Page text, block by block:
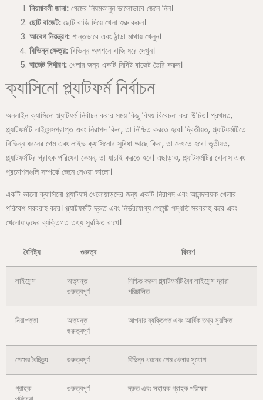
নিয়মাবলী জানা: গেমের নিয়মকানুন ভালোভাবে জেনে নিন।
ছোট বাজেট: ছোট বাজি দিয়ে খেলা শুরু করুন।
আবেগ নিয়ন্ত্রণ: শান্তভাবে এবং ঠান্ডা মাথায় খেলুন।
বিভিন্ন ক্ষেত্র: বিভিন্ন অপশনে বাজি ধরে দেখুন।
বাজেট নির্ধারণ: খেলার জন্য একটি নির্দিষ্ট বাজেট তৈরি করুন।
ক্যাসিনো প্ল্যাটফর্ম নির্বাচন
অনলাইন ক্যাসিনো প্ল্যাটফর্ম নির্বাচন করার সময় কিছু বিষয় বিবেচনা করা উচিত। প্রথমত,
প্ল্যাটফর্মটি লাইসেন্সপ্রাপ্ত এবং নিরাপদ কিনা, তা নিশ্চিত করতে হবে। দ্বিতীয়ত, প্ল্যাটফর্মটিতে
বিভিন্ন ধরনের গেম এবং লাইভ ক্যাসিনোর সুবিধা আছে কিনা, তা দেখতে হবে। তৃতীয়ত,
প্ল্যাটফর্মটির গ্রাহক পরিষেবা কেমন, তা যাচাই করতে হবে। এছাড়াও, প্ল্যাটফর্মটির বোনাস এবং
প্রমোশনগুলি সম্পর্কে জেনে নেওয়া ভালো।
একটি ভালো ক্যাসিনো প্ল্যাটফর্ম খেলোয়াড়দের জন্য একটি নিরাপদ এবং আনন্দদায়ক খেলার
পরিবেশ সরবরাহ করে। প্ল্যাটফর্মটি দ্রুত এবং নির্ভরযোগ্য পেমেন্ট পদ্ধতি সরবরাহ করে এবং
খেলোয়াড়দের ব্যক্তিগত তথ্য সুরক্ষিত রাখে।
বৈশিষ্ট্য গুরুত্ব বিবরণ
লাইসেন্স
অত্যন্ত
গুরুত্বপূর্ণ
নিশ্চিত করুন প্ল্যাটফর্মটি বৈধ লাইসেন্স দ্বারা
পরিচালিত
নিরাপত্তা
অত্যন্ত
গুরুত্বপূর্ণ
আপনার ব্যক্তিগত এবং আর্থিক তথ্য সুরক্ষিত
গেমের বৈচিত্র্য গুরুত্বপূর্ণ বিভিন্ন ধরনের গেম খেলার সুযোগ
গ্রাহক
গুরুত্বপূর্ণ দ্রুত এবং সহায়ক গ্রাহক পরিষেবা